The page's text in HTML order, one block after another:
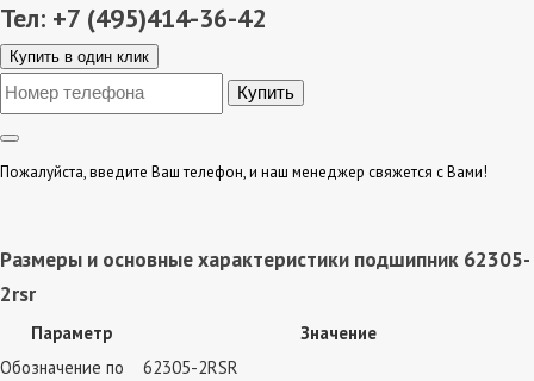
Тел: +7 (495)414-36-42
Купить в один клик
Пожалуйста, введите Ваш телефон, и наш менеджер свяжется с Вами!
Размеры и основные характеристики подшипник 62305-
2rsr
Параметр
Значение
Обозначение по
62305-2RSR